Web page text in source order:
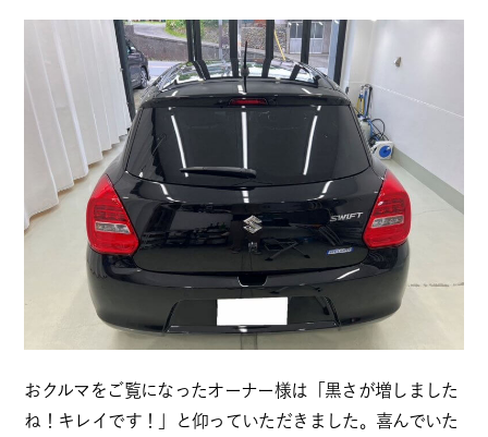
おクルマをご覧になったオーナー様は「黒さが増しました
ね！キレイです！」と仰っていただきました。喜んでいた